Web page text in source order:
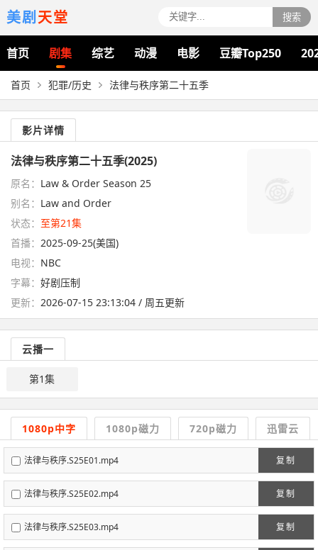
美剧天堂 搜索
首页 剧集 综艺 动漫 电影 豆瓣Top250
首页 犯罪/历史 法律与秩序第二十五季
影片详情
法律与秩序第二十五季(2025)
原名： Law & Order Season 25
别名： Law and Order
状态： 至第21集
首播： 2025-09-25(美国)
电视： NBC
字幕： 好剧压制
更新： 2026-07-15 23:13:04 / 周五更新
云播一
第1集
1080p中字 1080p磁力 720p磁力 迅雷云
复制
法律与秩序.S25E01.mp4
复制
法律与秩序.S25E02.mp4
复制
法律与秩序.S25E03.mp4